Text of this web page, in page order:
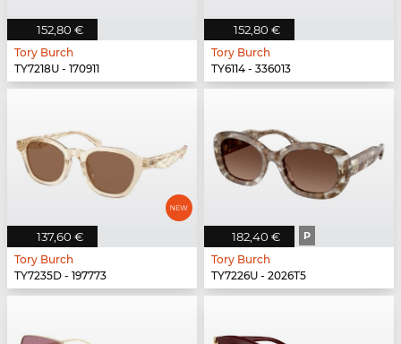
152,80 €
Tory Burch
TY7218U - 170911
152,80 €
Tory Burch
TY6114 - 336013
137,60 €
Tory Burch
TY7235D - 197773
182,40 € P
Tory Burch
TY7226U - 2026T5